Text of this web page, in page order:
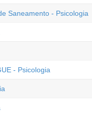
Saneamento - Psicologia
- Psicologia